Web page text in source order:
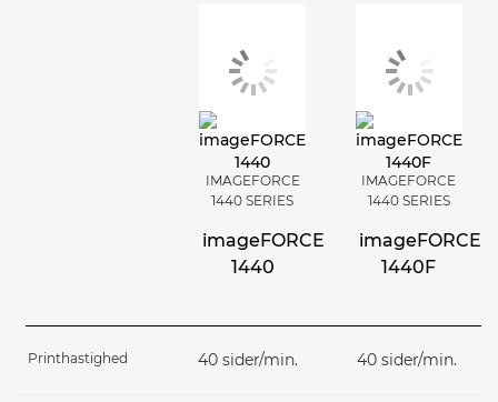
IMAGEFORCE
1440 SERIES
imageFORCE
1440
IMAGEFORCE
1440 SERIES
imageFORCE
1440F
Printhastighed 40 sider/min. 40 sider/min.